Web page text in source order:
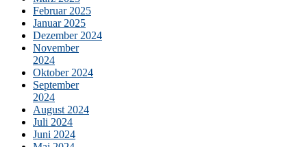
Februar 2025
Januar 2025
Dezember 2024
November
2024
Oktober 2024
September
2024
August 2024
Juli 2024
Juni 2024